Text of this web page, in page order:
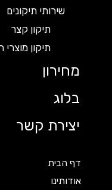
שירותי תיקונים
תיקון קצר
תיקון מוצרי חשמל
מחירון
בלוג
יצירת קשר
דף הבית
אודותינו